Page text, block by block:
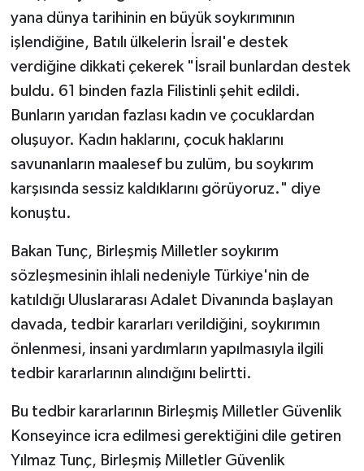
yana dünya tarihinin en büyük soykırımının
işlendiğine, Batılı ülkelerin İsrail'e destek
verdiğine dikkati çekerek "İsrail bunlardan destek
buldu. 61 binden fazla Filistinli şehit edildi.
Bunların yarıdan fazlası kadın ve çocuklardan
oluşuyor. Kadın haklarını, çocuk haklarını
savunanların maalesef bu zulüm, bu soykırım
karşısında sessiz kaldıklarını görüyoruz." diye
konuştu.
Bakan Tunç, Birleşmiş Milletler soykırım
sözleşmesinin ihlali nedeniyle Türkiye'nin de
katıldığı Uluslararası Adalet Divanında başlayan
davada, tedbir kararları verildiğini, soykırımın
önlenmesi, insani yardımların yapılmasıyla ilgili
tedbir kararlarının alındığını belirtti.
Bu tedbir kararlarının Birleşmiş Milletler Güvenlik
Konseyince icra edilmesi gerektiğini dile getiren
Yılmaz Tunç, Birleşmiş Milletler Güvenlik